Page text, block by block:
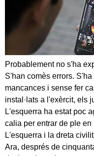
Probablement no s'ha
S'han comès errors.
mancances i sense fer
instal·lats a l'exèrcit, els
L'esquerra ha estat poc
calia per entrar de ple
L'esquerra i la dreta
Ara, després de